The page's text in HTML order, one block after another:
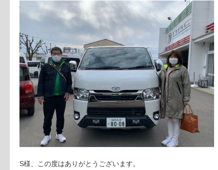
S様、この度はありがとうございます。